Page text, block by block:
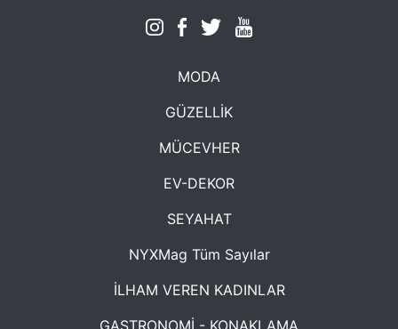
MODA
GÜZELLİK
MÜCEVHER
EV-DEKOR
SEYAHAT
NYXMag Tüm Sayılar
İLHAM VEREN KADINLAR
GASTRONOMİ - KONAKLAMA